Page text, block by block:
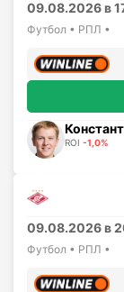
09.08.2026 в
Футбол • РПЛ •
ROI -1,0%
09.08.2026 в
Футбол • РПЛ •